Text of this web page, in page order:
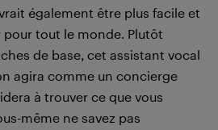
également être plus facile et
pour tout le monde. Plutôt
de base, cet assistant vocal
agira comme un concierge
à trouver ce que vous
même ne savez pas